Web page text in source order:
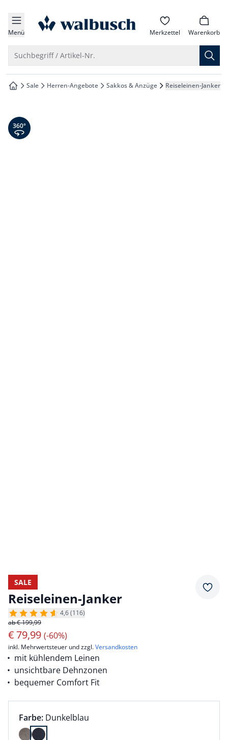
springen
springen
springen
springen
Menü zur Startseite Merkzettel Warenkorb
Suchbegriff / Artikel-Nr.
zur Startseite
Sale Herren-Angebote Sakkos & Anzüge Reiseleinen-Janker
360° Ansicht
SALE
Reiseleinen-Janker
4,6 (116)
ab € 199,99
€ 79,99 (-60%)
inkl. Mehrwertsteuer und zzgl.Versandkosten
mit kühlendem Leinen
unsichtbare Dehnzonen
bequemer Comfort Fit
Farbauswahl:
Farbe: aktuell ausgewählt:
Dunkelblau
Farbe Dunkelblau ausgewählt